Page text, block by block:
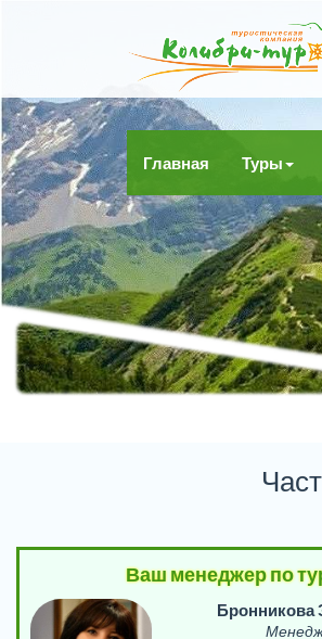
Главная Туры
Ваш менеджер по
Бронникова